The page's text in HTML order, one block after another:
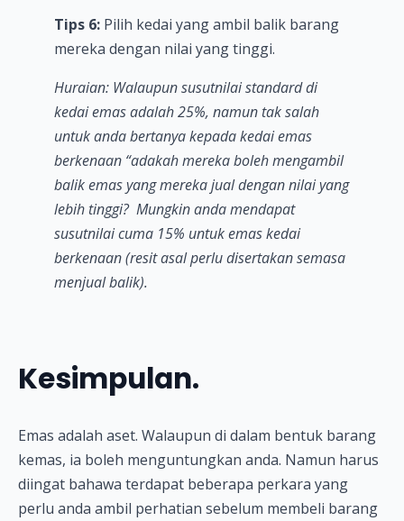
Tips 6: Pilih kedai yang ambil balik barang
mereka dengan nilai yang tinggi.
Huraian: Walaupun susutnilai standard di
kedai emas adalah 25%, namun tak salah
untuk anda bertanya kepada kedai emas
berkenaan “adakah mereka boleh mengambil
balik emas yang mereka jual dengan nilai yang
lebih tinggi? Mungkin anda mendapat
susutnilai cuma 15% untuk emas kedai
berkenaan (resit asal perlu disertakan semasa
menjual balik).
Kesimpulan.
Emas adalah aset. Walaupun di dalam bentuk barang
kemas, ia boleh menguntungkan anda. Namun harus
diingat bahawa terdapat beberapa perkara yang
perlu anda ambil perhatian sebelum membeli barang